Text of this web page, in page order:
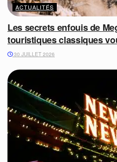
ACTUALITÉS
Les secrets enfouis de
touristiques classiques
30 JUILLET 2026